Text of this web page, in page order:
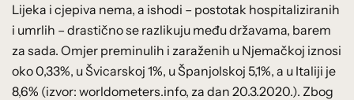
Lijeka i cjepiva nema, a ishodi – postotak hospitaliziranih
i umrlih – drastično se razlikuju među državama, barem
za sada. Omjer preminulih i zaraženih u Njemačkoj iznosi
oko 0,33%, u Švicarskoj 1%, u Španjolskoj 5,1%, a u Italiji je
8,6% (izvor: worldometers.info, za dan 20.3.2020.). Zbog